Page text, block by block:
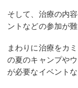
そして、治療の内
ントなどの参加が
まわりに治療をカ
の夏のキャンプや
が必要なイベント